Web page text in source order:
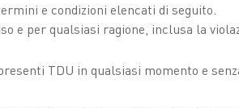
e condizioni elencati di seguito.
e per qualsiasi ragione, inclusa la
TDU in qualsiasi momento e